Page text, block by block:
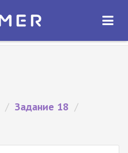
ОТКРЫТЬ
/ Задание 18 /